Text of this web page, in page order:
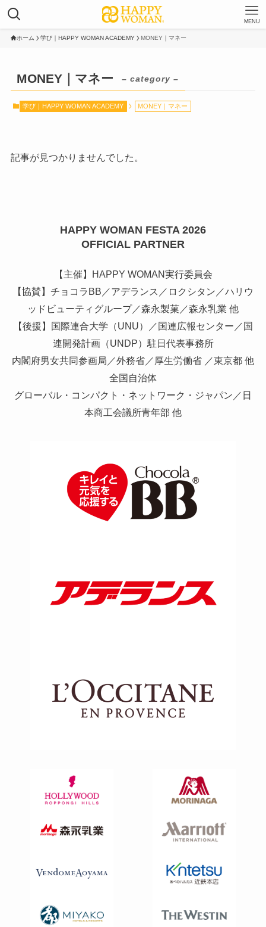
MENU
ホーム 学び｜HAPPY WOMAN ACADEMY MONEY｜マネー
MONEY｜マネー – category –
学び｜HAPPY WOMAN ACADEMY MONEY｜マネー
記事が見つかりませんでした。
HAPPY WOMAN FESTA 2026
OFFICIAL PARTNER
【主催】HAPPY WOMAN実行委員会
【協賛】チョコラBB／アデランス／ロクシタン／ハリウ
ッドビューティグループ／森永製菓／森永乳業 他
【後援】国際連合大学（UNU）／国連広報センター／国
連開発計画（UNDP）駐日代表事務所
内閣府男女共同参画局／外務省／厚生労働省 ／東京都 他
全国自治体
グローバル・コンパクト・ネットワーク・ジャパン／日
本商工会議所青年部 他